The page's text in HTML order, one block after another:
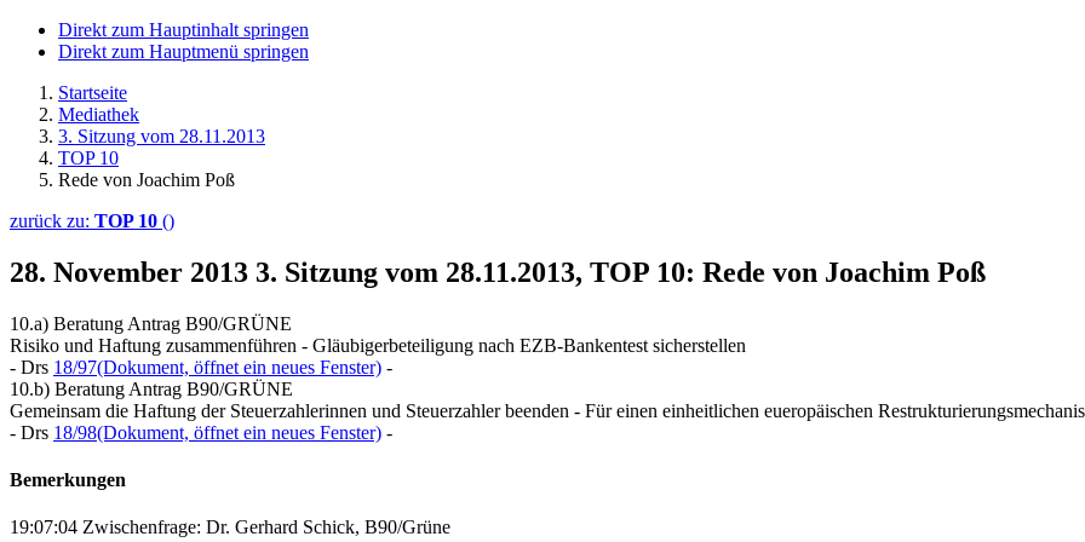
Direkt zum Hauptinhalt springen
Direkt zum Hauptmenü springen
Startseite
Mediathek
3. Sitzung vom 28.11.2013
TOP 10
Rede von Joachim Poß
zurück zu: TOP 10 ()
28. November 2013 3. Sitzung vom 28.11.2013, TOP 10: Rede von Joachim Poß
10.a) Beratung Antrag B90/GRÜNE
Risiko und Haftung zusammenführen - Gläubigerbeteiligung nach EZB-Bankentest sicherstellen
- Drs 18/97(Dokument, öffnet ein neues Fenster) -
10.b) Beratung Antrag B90/GRÜNE
Gemeinsam die Haftung der Steuerzahlerinnen und Steuerzahler beenden - Für einen einheitlichen eueropäischen
- Drs 18/98(Dokument, öffnet ein neues Fenster) -
Bemerkungen
19:07:04 Zwischenfrage: Dr. Gerhard Schick, B90/Grüne